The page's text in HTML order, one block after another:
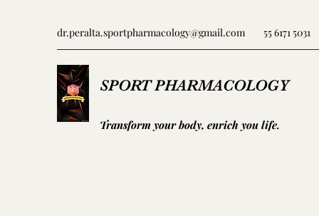
dr.peralta.sportpharmacology@gmail.com 55 6171 5031
SPORT PHARMACOLOGY
Transform your body, enrich you life.